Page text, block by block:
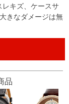
レキズ、ケースサ
きなダメージは無
品